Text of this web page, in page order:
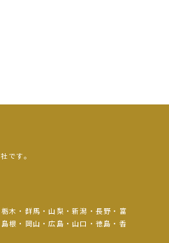
です。
木・群馬・山梨・新潟・長野・富
根・岡山・広島・山口・徳島・香